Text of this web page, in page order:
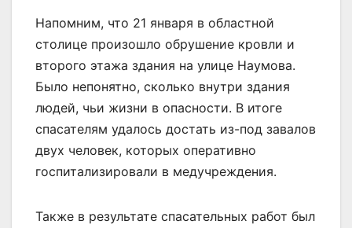
Напомним, что 21 января в областной
столице произошло обрушение кровли и
второго этажа здания на улице Наумова.
Было непонятно, сколько внутри здания
людей, чьи жизни в опасности. В итоге
спасателям удалось достать из-под завалов
двух человек, которых оперативно
госпитализировали в медучреждения.
Также в результате спасательных работ был